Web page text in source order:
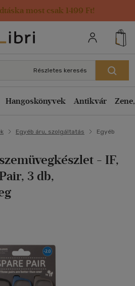
most csak 1499 Ft!
adatai
Részletes keresés
Hangoskönyvek Antikvár
Egyéb áru, szolgáltatás Egyéb
- IF,
3 db,